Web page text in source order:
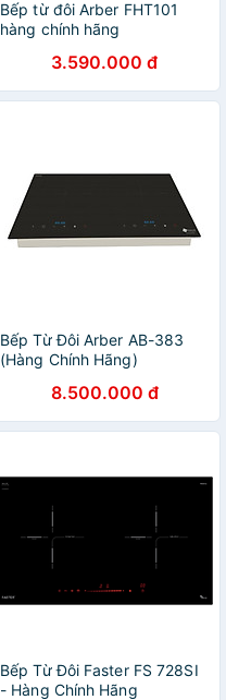
Bếp từ đôi Arber FHT101
hàng chính hãng
3.590.000 đ
Bếp Từ Đôi Arber AB-383
(Hàng Chính Hãng)
8.500.000 đ
Bếp Từ Đôi Faster FS 728SI
- Hàng Chính Hãng